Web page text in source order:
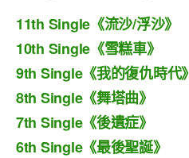
11th Single《流沙/浮沙》
10th Single《雪糕車》
9th Single《我的復仇時代》
8th Single《舞塔曲》
7th Single《後遺症》
6th Single《最後聖誕》